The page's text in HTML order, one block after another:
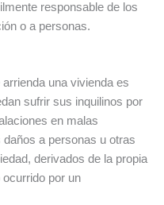
responsable de los
o a personas.
una vivienda es
sufrir sus inquilinos por
en malas
a personas u otras
derivados de la propia
por un